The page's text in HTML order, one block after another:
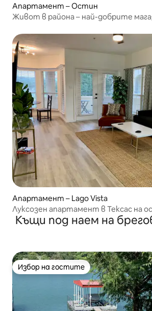
Апартамент – Остин
Живот в района – най-добрите
Апартамент – Lago Vista
Луксозен апартамент в Тексас на
Виста
Къщи под наем на
Избор на гостите
Избор на гостите